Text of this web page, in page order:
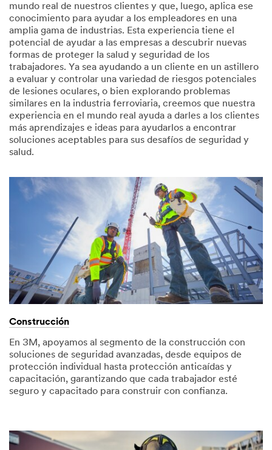
mundo real de nuestros clientes y que, luego, aplica ese
conocimiento para ayudar a los empleadores en una
amplia gama de industrias. Esta experiencia tiene el
potencial de ayudar a las empresas a descubrir nuevas
formas de proteger la salud y seguridad de los
trabajadores. Ya sea ayudando a un cliente en un astillero
a evaluar y controlar una variedad de riesgos potenciales
de lesiones oculares, o bien explorando problemas
similares en la industria ferroviaria, creemos que nuestra
experiencia en el mundo real ayuda a darles a los clientes
más aprendizajes e ideas para ayudarlos a encontrar
soluciones aceptables para sus desafíos de seguridad y
salud.
Construcción
En 3M, apoyamos al segmento de la construcción con
soluciones de seguridad avanzadas, desde equipos de
protección individual hasta protección anticaídas y
capacitación, garantizando que cada trabajador esté
seguro y capacitado para construir con confianza.